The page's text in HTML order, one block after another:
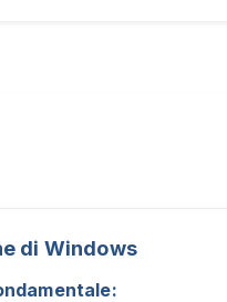
di Windows